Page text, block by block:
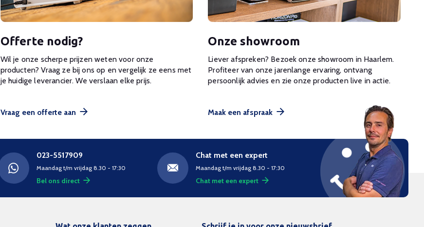
Offerte nodig?
Wil je onze scherpe prijzen weten voor onze
producten? Vraag ze bij ons op en vergelijk ze eens met
je huidige leverancier. We verslaan elke prijs.
Vraag een offerte aan
Onze showroom
Liever afspreken? Bezoek onze showroom in Haarlem.
Profiteer van onze jarenlange ervaring, ontvang
persoonlijk advies en zie onze producten live in actie.
Maak een afspraak
023-5517909
Maandag t/m vrijdag 8.30 - 17:30
Bel ons direct
Chat met een expert
Maandag t/m vrijdag 8.30 - 17:30
Chat met een expert